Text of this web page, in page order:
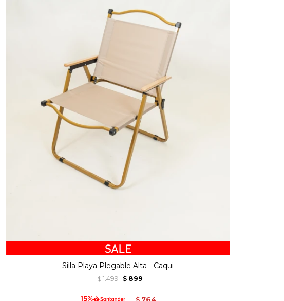
Silla Playa Plegable Alta - Caqui
$ 1.499 $ 899